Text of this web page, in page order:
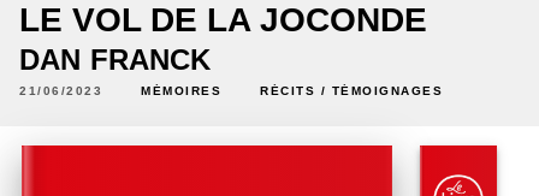
LE VOL DE LA JOCONDE
DAN FRANCK
21/06/2023 MÉMOIRES RÉCITS / TÉMOIGNAGES